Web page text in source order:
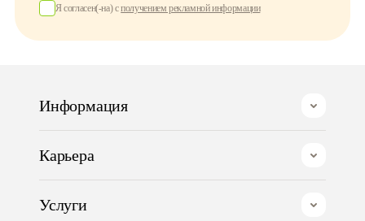
Я согласен(-на) сполучением рекламной информации
Информация
О компании
Контакты
Коворкинг
Документы и реквизиты
Карьера
Работа в Goodline
Услуги